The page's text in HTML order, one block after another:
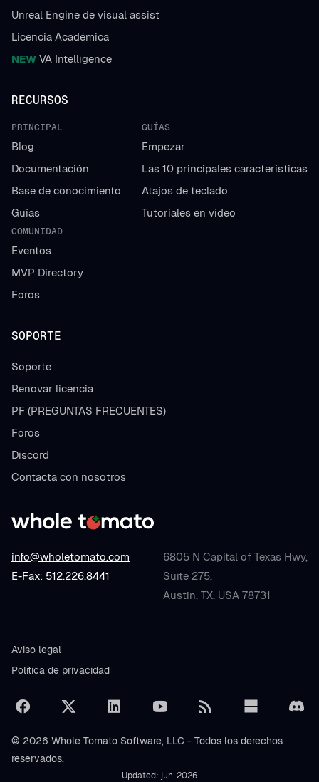
info@wholetomato.com
E-Fax: 512.226.8441
6805 N Capital of Texas Hwy,
Suite 275,
Austin, TX, USA 78731
Unreal Engine de visual assist
Licencia Académica
NEW VA Intelligence
RECURSOS
PRINCIPAL
Blog
Documentación
Base de conocimiento
Guías
GUÍAS
Empezar
Las 10 principales características
Atajos de teclado
Tutoriales en vídeo
COMUNIDAD
Eventos
MVP Directory
Foros
SOPORTE
Soporte
Renovar licencia
PF (PREGUNTAS FRECUENTES)
Foros
Discord
Contacta con nosotros
Aviso legal
Política de privacidad
© 2026 Whole Tomato Software, LLC - Todos los derechos
reservados.
Updated: jun. 2026